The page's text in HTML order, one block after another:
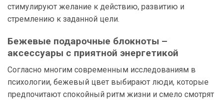
стимулируют желание к действию, развитию и
стремлению к заданной цели.
Бежевые подарочные блокноты –
аксессуары с приятной энергетикой
Согласно многим современным исследованиям в
психологии, бежевый цвет выбирают люди, которые
предпочитают спокойный ритм жизни и смело смотрят